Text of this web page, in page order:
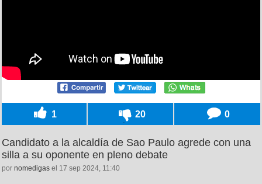
1 20 0
Candidato a la alcaldía de Sao Paulo agrede con una
silla a su oponente en pleno debate
por nomedigas el 17 sep 2024, 11:40